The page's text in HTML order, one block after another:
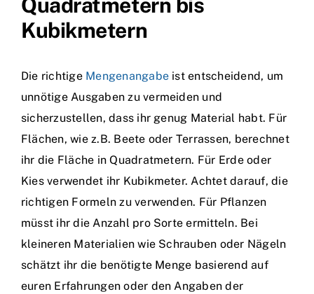
Quadratmetern bis
Kubikmetern
Die richtige Mengenangabe ist entscheidend, um
unnötige Ausgaben zu vermeiden und
sicherzustellen, dass ihr genug Material habt. Für
Flächen, wie z.B. Beete oder Terrassen, berechnet
ihr die Fläche in Quadratmetern. Für Erde oder
Kies verwendet ihr Kubikmeter. Achtet darauf, die
richtigen Formeln zu verwenden. Für Pflanzen
müsst ihr die Anzahl pro Sorte ermitteln. Bei
kleineren Materialien wie Schrauben oder Nägeln
schätzt ihr die benötigte Menge basierend auf
euren Erfahrungen oder den Angaben der